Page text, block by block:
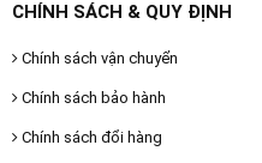
CHÍNH SÁCH & QUY ĐỊNH
Chính sách vận chuyển
Chính sách bảo hành
Chính sách đổi hàng